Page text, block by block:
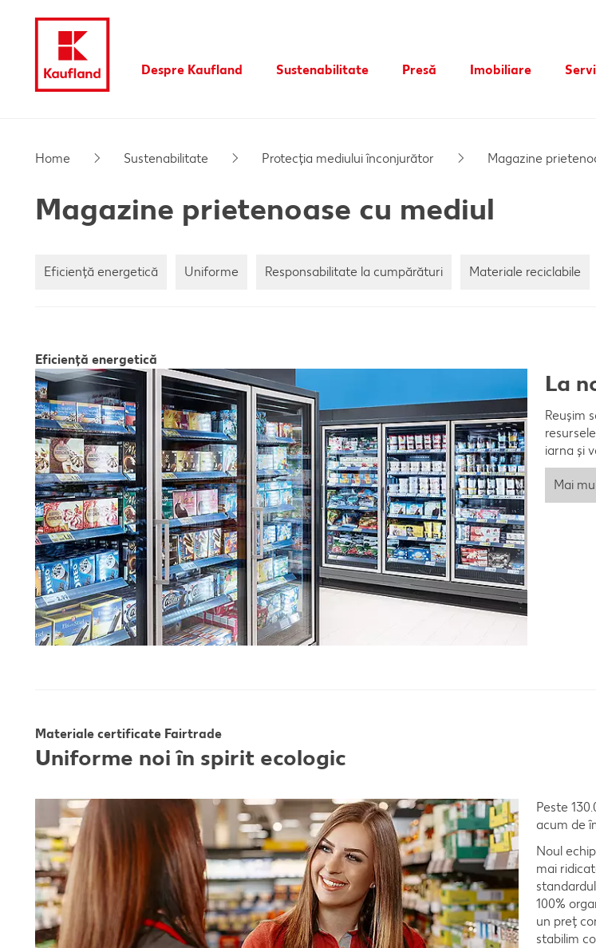
Subsol
Bară laterală fixă
Despre Kaufland Sustenabilitate Presă Imobiliare
Dezvoltare
Home Sustenabilitate Protecția mediului înconjurător Magazine
Magazine prietenoase cu mediul
Eficienţă energetică Uniforme Responsabilitate la cumpărături Materiale reciclabile
Eficienţă energetică
La
Reușim
iarna și
Mai
Materiale certificate Fairtrade
Uniforme noi în spirit ecologic
Peste
acum de
Noul
mai
100%
un preț
stabilim